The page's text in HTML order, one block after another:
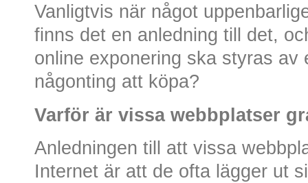
Vanligtvis när något
finns det en anledning till det,
online exponering ska styras av
någonting att köpa?
Varför är vissa webbplatser
Anledningen till att vissa
Internet är att de ofta lägger ut